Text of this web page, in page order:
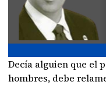
Decía alguien que el
hombres, debe